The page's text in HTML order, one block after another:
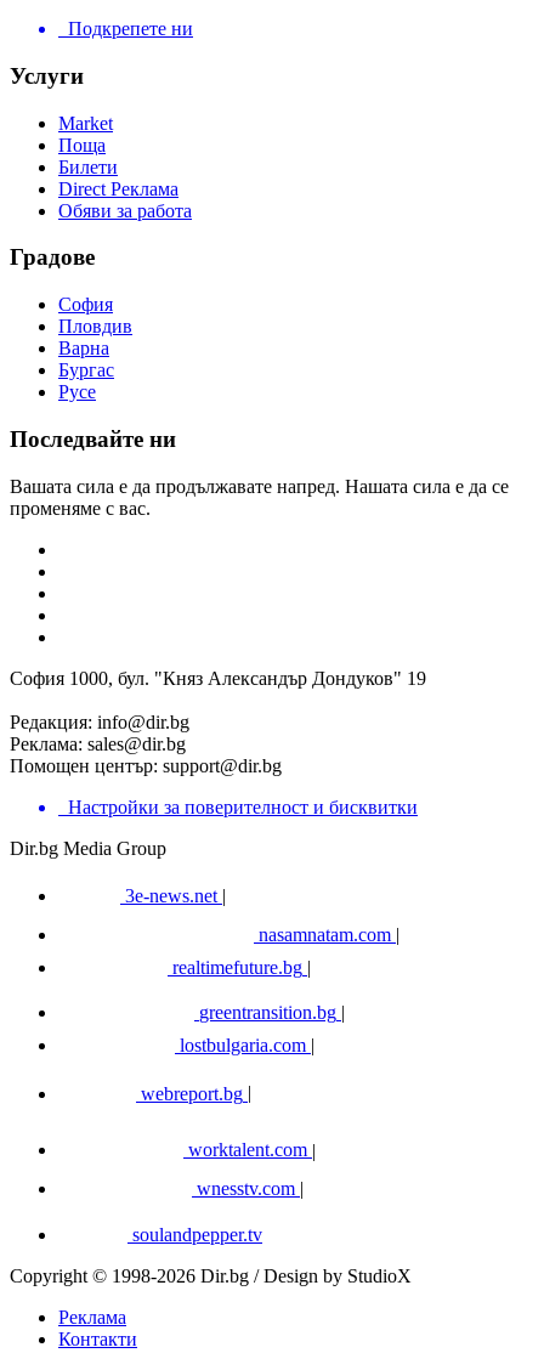
Подкрепете ни
Услуги
Market
Поща
Билети
Direct Реклама
Обяви за работа
Градове
София
Пловдив
Варна
Бургас
Русе
Последвайте ни
Вашата сила е да продължавате напред. Нашата сила е да се
променяме с вас.
София 1000, бул. "Княз Александър Дондуков" 19
Редакция: info@dir.bg
Реклама: sales@dir.bg
Помощен център: support@dir.bg
Настройки за поверителност и бисквитки
Dir.bg Media Group
3e-news.net |
nasamnatam.com |
realtimefuture.bg |
greentransition.bg |
lostbulgaria.com |
webreport.bg
worktalent.com |
wnesstv.com |
soulandpepper.tv
Copyright © 1998-2026 Dir.bg / Design by StudioX
Реклама
Контакти